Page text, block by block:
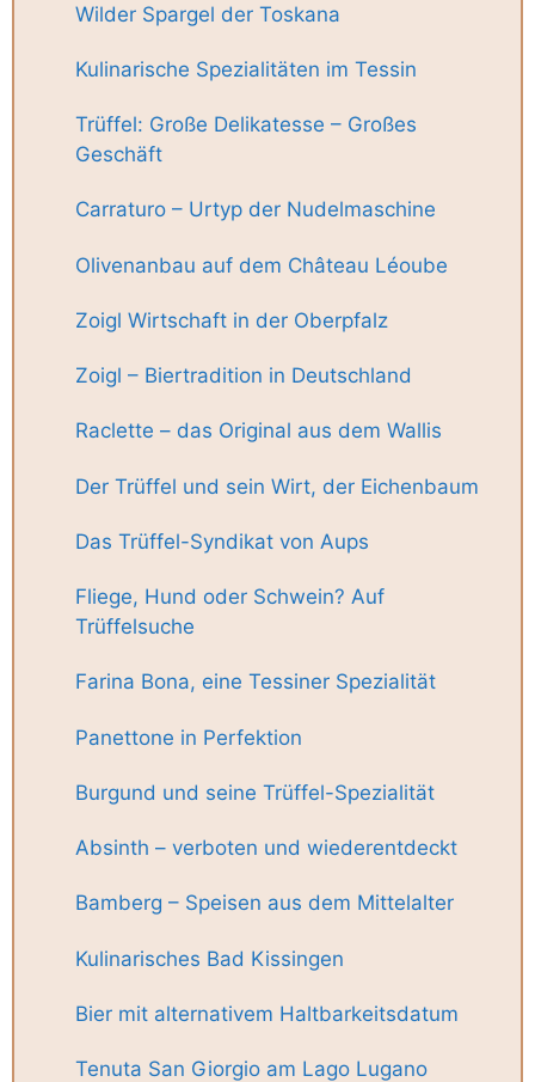
Wilder Spargel der Toskana
Kulinarische Spezialitäten im Tessin
Trüffel: Große Delikatesse – Großes
Geschäft
Carraturo – Urtyp der Nudelmaschine
Olivenanbau auf dem Château Léoube
Zoigl Wirtschaft in der Oberpfalz
Zoigl – Biertradition in Deutschland
Raclette – das Original aus dem Wallis
Der Trüffel und sein Wirt, der Eichenbaum
Das Trüffel-Syndikat von Aups
Fliege, Hund oder Schwein? Auf
Trüffelsuche
Farina Bona, eine Tessiner Spezialität
Panettone in Perfektion
Burgund und seine Trüffel-Spezialität
Absinth – verboten und wiederentdeckt
Bamberg – Speisen aus dem Mittelalter
Kulinarisches Bad Kissingen
Bier mit alternativem Haltbarkeitsdatum
Tenuta San Giorgio am Lago Lugano